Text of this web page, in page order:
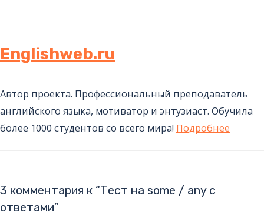
Englishweb.ru
Автор проекта. Профессиональный преподаватель
английского языка, мотиватор и энтузиаст. Обучила
более 1000 студентов со всего мира! Подробнее
3 комментария к “Тест на some / any с
ответами”